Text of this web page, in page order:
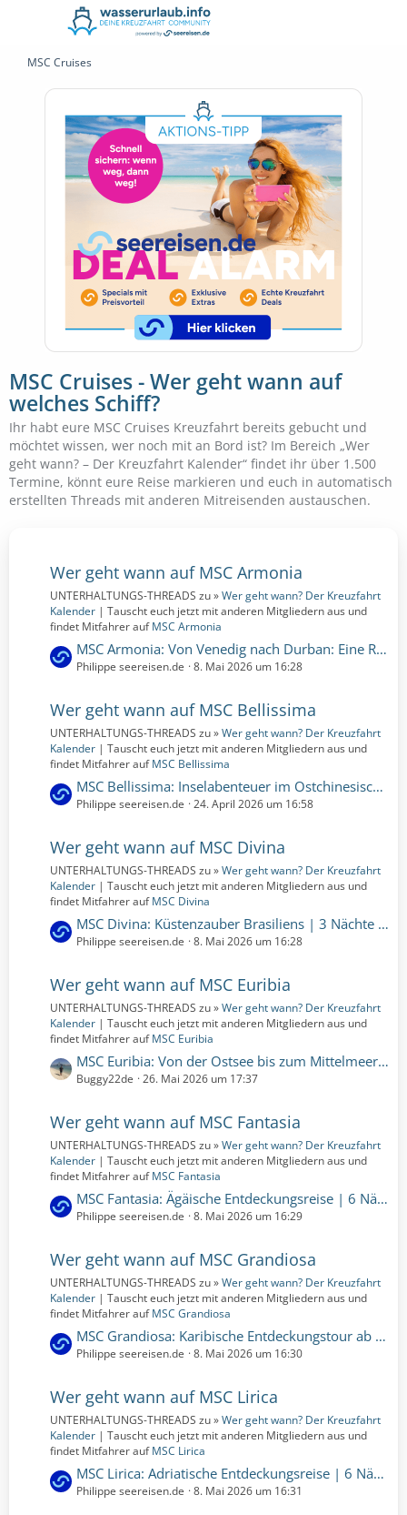
MSC Cruises
MSC Cruises - Wer geht wann auf
welches Schiff?
Ihr habt eure MSC Cruises Kreuzfahrt bereits gebucht und
möchtet wissen, wer noch mit an Bord ist? Im Bereich „Wer
geht wann? – Der Kreuzfahrt Kalender“ findet ihr über 1.500
Termine, könnt eure Reise markieren und euch in automatisch
erstellten Threads mit anderen Mitreisenden austauschen.
Wer geht wann auf MSC Armonia
UNTERHALTUNGS-THREADS zu »Wer geht wann? Der Kreuzfahrt
Kalender | Tauscht euch jetzt mit anderen Mitgliedern aus und
findet Mitfahrer aufMSC Armonia
L
e
z
t
e
B
i
ä
g
e
MSC Armonia: Von Venedig nach Durban: Eine Reise durch Geschichte und Paradiesorte | 29 Nächte | 01.11.2026 bis 30.11.2026 (Sonntag, 1. November 2026, 00:00 – Montag, 30. November 2026, 00:00)
Philippe seereisen.de 8. Mai 2026 um 16:28
Wer geht wann auf MSC Bellissima
UNTERHALTUNGS-THREADS zu »Wer geht wann? Der Kreuzfahrt
Kalender | Tauscht euch jetzt mit anderen Mitgliedern aus und
findet Mitfahrer aufMSC Bellissima
L
e
z
t
e
B
i
ä
g
e
MSC Bellissima: Inselabenteuer im Ostchinesischen Meer | 6 Nächte | 11.01.2027 bis 17.01.2027 (Montag, 11. Januar 2027, 00:00 – Sonntag, 17. Januar 2027, 00:00)
Philippe seereisen.de 24. April 2026 um 16:58
Wer geht wann auf MSC Divina
UNTERHALTUNGS-THREADS zu »Wer geht wann? Der Kreuzfahrt
Kalender | Tauscht euch jetzt mit anderen Mitgliedern aus und
findet Mitfahrer aufMSC Divina
L
e
z
t
e
B
i
ä
g
e
MSC Divina: Küstenzauber Brasiliens | 3 Nächte | 08.03.2027 bis 11.03.2027 (Montag, 8. März 2027, 00:00 – Donnerstag, 11. März 2027, 00:00)
Philippe seereisen.de 8. Mai 2026 um 16:28
Wer geht wann auf MSC Euribia
UNTERHALTUNGS-THREADS zu »Wer geht wann? Der Kreuzfahrt
Kalender | Tauscht euch jetzt mit anderen Mitgliedern aus und
findet Mitfahrer aufMSC Euribia
L
e
z
t
e
B
i
ä
g
e
MSC Euribia: Von der Ostsee bis zum Mittelmeer: Entdeckungsreise von Kiel nach Barcelona | 10 Nächte | 10.10.2026 bis 20.10.2026 (Samstag, 10. Oktober 2026, 00:00 – Dienstag, 20. Oktober 2026, 00:00)
Buggy22de 26. Mai 2026 um 17:37
Wer geht wann auf MSC Fantasia
UNTERHALTUNGS-THREADS zu »Wer geht wann? Der Kreuzfahrt
Kalender | Tauscht euch jetzt mit anderen Mitgliedern aus und
findet Mitfahrer aufMSC Fantasia
L
e
z
t
e
B
i
ä
g
e
MSC Fantasia: Ägäische Entdeckungsreise | 6 Nächte | 20.06.2026 bis 26.06.2026 (Samstag, 20. Juni 2026, 00:00 – Freitag, 26. Juni 2026, 00:00)
Philippe seereisen.de 8. Mai 2026 um 16:29
Wer geht wann auf MSC Grandiosa
UNTERHALTUNGS-THREADS zu »Wer geht wann? Der Kreuzfahrt
Kalender | Tauscht euch jetzt mit anderen Mitgliedern aus und
findet Mitfahrer aufMSC Grandiosa
L
e
z
t
e
B
i
MSC Grandiosa: Karibische Entdeckungstour ab Port Canaveral | 4 Nächte | 24.09.2028 bis 28.09.2028 (Sonntag, 24. September 2028, 00:00 – Donnerstag, 28. September 2028, 00:00)
Philippe seereisen.de 8. Mai 2026 um 16:30
Wer geht wann auf MSC Lirica
UNTERHALTUNGS-THREADS zu »Wer geht wann? Der Kreuzfahrt
Kalender | Tauscht euch jetzt mit anderen Mitgliedern aus und
findet Mitfahrer aufMSC Lirica
L
e
MSC Lirica: Adriatische Entdeckungsreise | 6 Nächte | 06.06.2026 bis 12.06.2026 (Samstag, 6. Juni 2026, 00:00 – Freitag, 12. Juni 2026, 00:00)
Philippe seereisen.de 8. Mai 2026 um 16:31